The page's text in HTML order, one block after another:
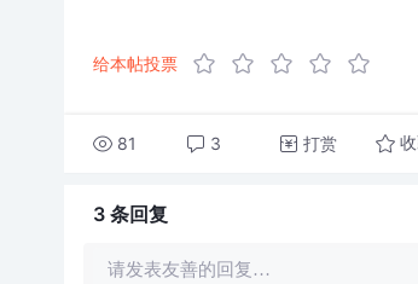
给本帖投票
81 3 打赏
3 条回复
请发表友善的回复…